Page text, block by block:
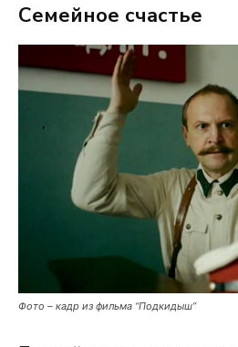
Семейное счастье
Фото – кадр из фильма “Подкидыш”